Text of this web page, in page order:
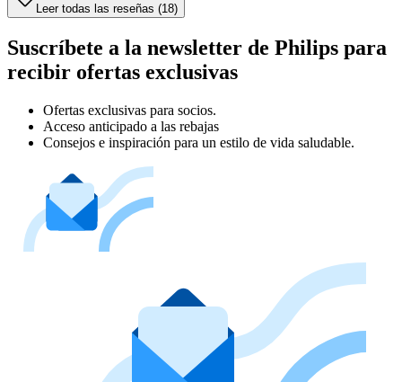
Leer todas las reseñas (18)
Suscríbete a la newsletter de Philips para
recibir ofertas exclusivas
Ofertas exclusivas para socios.
Acceso anticipado a las rebajas
Consejos e inspiración para un estilo de vida saludable.